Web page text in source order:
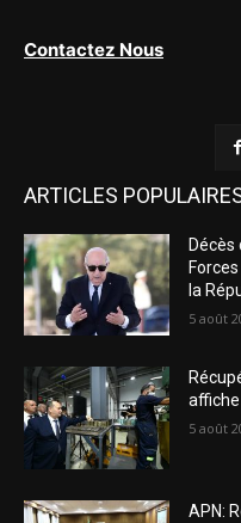
Contactez Nous
ARTICLES
Décès
la
5 août
5 août
APN: